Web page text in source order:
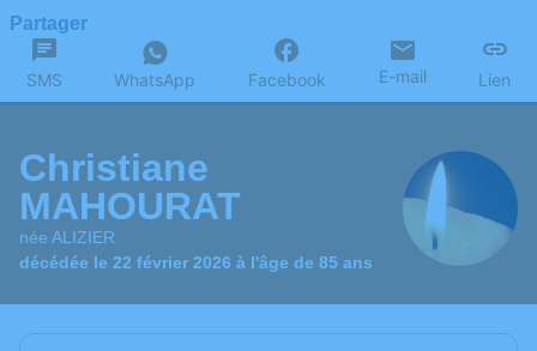
Partager
SMS WhatsApp Facebook E-mail Lien
Christiane
MAHOURAT
née ALIZIER
décédée le 22 février 2026 à l'âge de 85 ans